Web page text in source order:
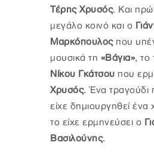
Τέρης Χρυσός. Και
μεγάλο κοινό και ο
Μαρκόπουλοςπου
μουσικά τη «Βάγια», το
Νίκου Γκάτσου που
Χρυσός. Ένα τραγούδι
είχε δημιουργηθεί ένα
το είχε ερμηνεύσει ο
Βασιλούνης.